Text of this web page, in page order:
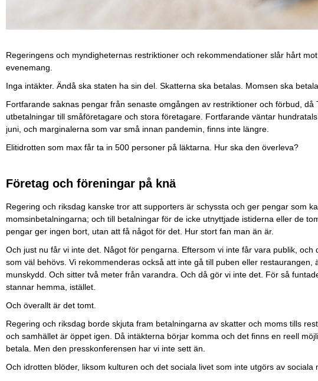
Regeringens och myndigheternas restriktioner och rekommendationer slår hårt
evenemang.
Inga intäkter. Ändå ska staten ha sin del. Skatterna ska betalas. Momsen ska
Fortfarande saknas pengar från senaste omgången av restriktioner och förbud, då
utbetalningar till småföretagare och stora företagare. Fortfarande väntar
juni, och marginalerna som var små innan pandemin, finns inte längre.
Elitidrotten som max får ta in 500 personer på läktarna. Hur ska den överleva?
Företag och föreningar på knä
Regering och riksdag kanske tror att supporters är schyssta och ger pengar som
momsinbetalningarna; och till betalningar för de icke utnyttjade istiderna eller de
pengar ger ingen bort, utan att få något för det. Hur stort fan man än är.
Och just nu får vi inte det. Något för pengarna. Eftersom vi inte får vara publik,
som väl behövs. Vi rekommenderas också att inte gå till puben eller restaurangen,
munskydd. Och sitter två meter från varandra. Och då gör vi inte det. För så
stannar hemma, istället.
Och överallt är det tomt.
Regering och riksdag borde skjuta fram betalningarna av skatter och moms tills
och samhället är öppet igen. Då intäkterna börjar komma och det finns en reell
betala. Men den presskonferensen har vi inte sett än.
Och idrotten blöder, liksom kulturen och det sociala livet som inte utgörs av sociala